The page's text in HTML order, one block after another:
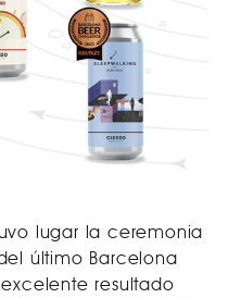
lugar la ceremonia
último Barcelona
resultado